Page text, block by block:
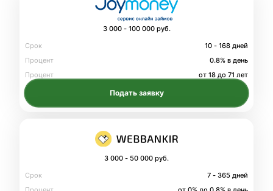
3 000 - 100 000 руб.
Срок
10 - 168 дней
Процент
0.8% в день
Процент
от 18 до 71 лет
Подать заявку
3 000 - 50 000 руб.
Срок
7 - 365 дней